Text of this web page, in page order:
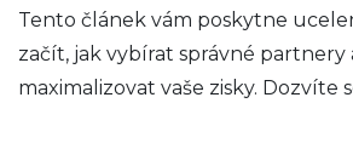
Tento článek vám poskytne
začít, jak vybírat správné partnery
maximalizovat vaše zisky. Dozvíte